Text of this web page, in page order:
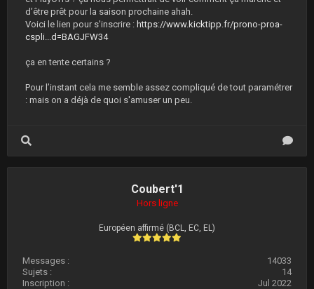
d’être prêt pour la saison prochaine ahah.
Voici le lien pour s'inscrire : https://www.kicktipp.fr/prono-proa-
cspli...d=BAGJFW34
ça en tente certains ?
Pour l’instant cela me semble assez compliqué de tout paramétrer
: mais on a déjà de quoi s'amuser un peu.
Coubert'1
Hors ligne
Européen affirmé (BCL, EC, EL)
Messages :
14033
Sujets :
14
Inscription :
Jul 2022